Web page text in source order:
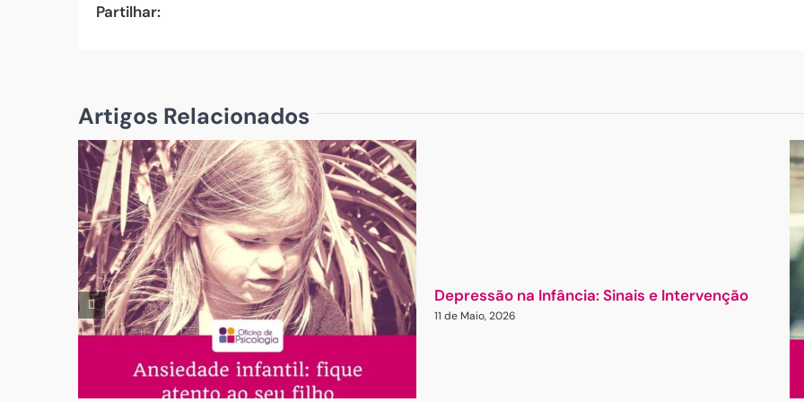
Partilhar:
Artigos Relacionados
Depressão na Infância: Sinais e Intervenção
11 de Maio, 2026